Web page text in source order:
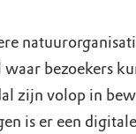
bezoekers
zijn volop in
is er een